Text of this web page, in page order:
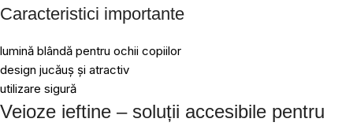
Caracteristici importante
lumină blândă pentru ochii copiilor
design jucăuș și atractiv
utilizare sigură
Veioze ieftine – soluții accesibile pentru